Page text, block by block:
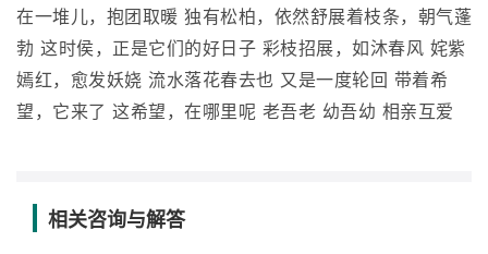
在一堆儿，抱团取暖 独有松柏，依然舒展着枝条，朝气蓬
勃 这时侯，正是它们的好日子 彩枝招展，如沐春风 姹紫
嫣红，愈发妖娆 流水落花春去也 又是一度轮回 带着希
望，它来了 这希望，在哪里呢 老吾老 幼吾幼 相亲互爱
相关咨询与解答